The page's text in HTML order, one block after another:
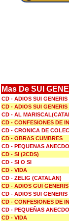
Mas De SUI
CD - ADIOS SUI GENERIS
CD - ADIOS SUI GENERIS
CD - AL
CD - CONFESIONES DE
CD - CRONICA DE
CD - OBRAS CUMBRES
CD - PEQUENAS
CD - SI (2CDS)
CD - SI O SI
CD - VIDA
CD - ZELIG (CATALAN)
CD - ADIOS GUI
CD - ADIOS SUI GENERIS
CD - CONFESIONES DE
CD - PEQUEÑAS
CD - VIDA